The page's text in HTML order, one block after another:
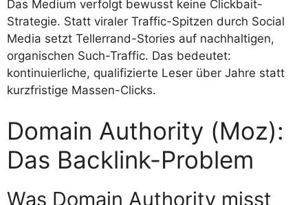
Das Medium verfolgt bewusst keine Clickbait-
Strategie. Statt viraler Traffic-Spitzen durch Social
Media setzt Tellerrand-Stories auf nachhaltigen,
organischen Such-Traffic. Das bedeutet:
kontinuierliche, qualifizierte Leser über Jahre statt
kurzfristige Massen-Clicks.
Domain Authority (Moz):
Das Backlink-Problem
Was Domain Authority misst